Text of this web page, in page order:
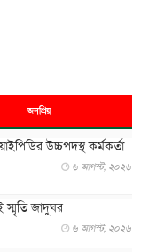
জনপ্রিয়
উচ্চপদস্থ কর্মকর্তা
৬ আগস্ট, ২০২৬
জাদুঘর
৬ আগস্ট, ২০২৬